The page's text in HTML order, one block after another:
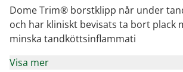
Dome Trim® borstklipp når under
och har kliniskt bevisats ta bort plack
minska tandköttsinflammati
Visa mer